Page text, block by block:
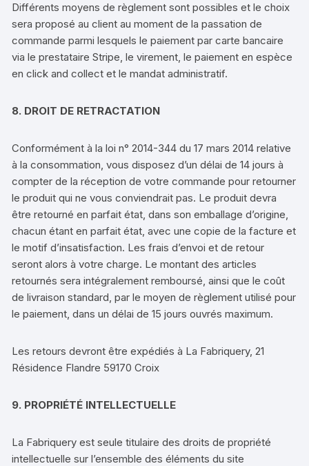
Différents moyens de règlement sont possibles et le choix
sera proposé au client au moment de la passation de
commande parmi lesquels le paiement par carte bancaire
via le prestataire Stripe, le virement, le paiement en espèce
en click and collect et le mandat administratif.
8. DROIT DE RETRACTATION
Conformément à la loi n° 2014-344 du 17 mars 2014 relative
à la consommation, vous disposez d’un délai de 14 jours à
compter de la réception de votre commande pour retourner
le produit qui ne vous conviendrait pas. Le produit devra
être retourné en parfait état, dans son emballage d’origine,
chacun étant en parfait état, avec une copie de la facture et
le motif d’insatisfaction. Les frais d’envoi et de retour
seront alors à votre charge. Le montant des articles
retournés sera intégralement remboursé, ainsi que le coût
de livraison standard, par le moyen de règlement utilisé pour
le paiement, dans un délai de 15 jours ouvrés maximum.
Les retours devront être expédiés à La Fabriquery, 21
Résidence Flandre 59170 Croix
9. PROPRIÉTÉ INTELLECTUELLE
La Fabriquery est seule titulaire des droits de propriété
intellectuelle sur l’ensemble des éléments du site